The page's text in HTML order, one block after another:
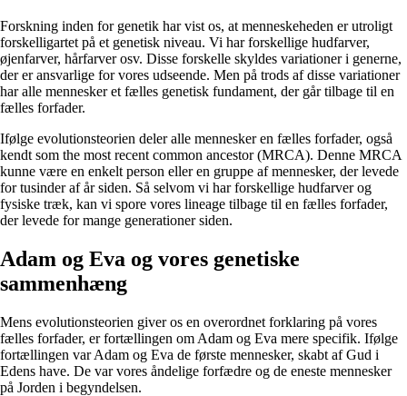
Forskning inden for genetik har vist os, at menneskeheden er utroligt
forskelligartet på et genetisk niveau. Vi har forskellige hudfarver,
øjenfarver, hårfarver osv. Disse forskelle skyldes variationer i generne,
der er ansvarlige for vores udseende. Men på trods af disse variationer
har alle mennesker et fælles genetisk fundament, der går tilbage til en
fælles forfader.
Ifølge evolutionsteorien deler alle mennesker en fælles forfader, også
kendt som the most recent common ancestor (MRCA). Denne MRCA
kunne være en enkelt person eller en gruppe af mennesker, der levede
for tusinder af år siden. Så selvom vi har forskellige hudfarver og
fysiske træk, kan vi spore vores lineage tilbage til en fælles forfader,
der levede for mange generationer siden.
Adam og Eva og vores genetiske
sammenhæng
Mens evolutionsteorien giver os en overordnet forklaring på vores
fælles forfader, er fortællingen om Adam og Eva mere specifik. Ifølge
fortællingen var Adam og Eva de første mennesker, skabt af Gud i
Edens have. De var vores åndelige forfædre og de eneste mennesker
på Jorden i begyndelsen.